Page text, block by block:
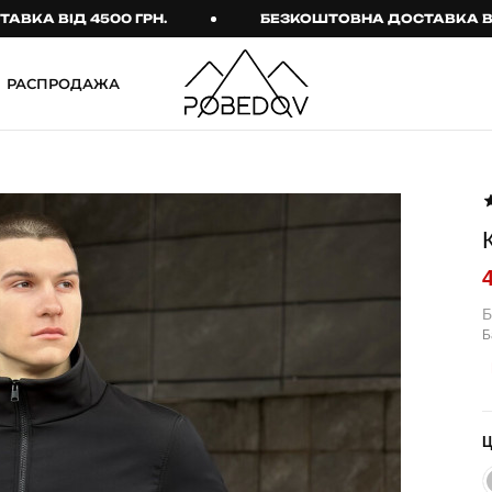
4500 ГРН. БЕЗКОШТОВНА ДОСТАВКА ВІД
Карго
Спортивні штани
Лосины
Джинсы
одяг
одяг
Тактичні шкарпетки
РАСПРОДАЖА